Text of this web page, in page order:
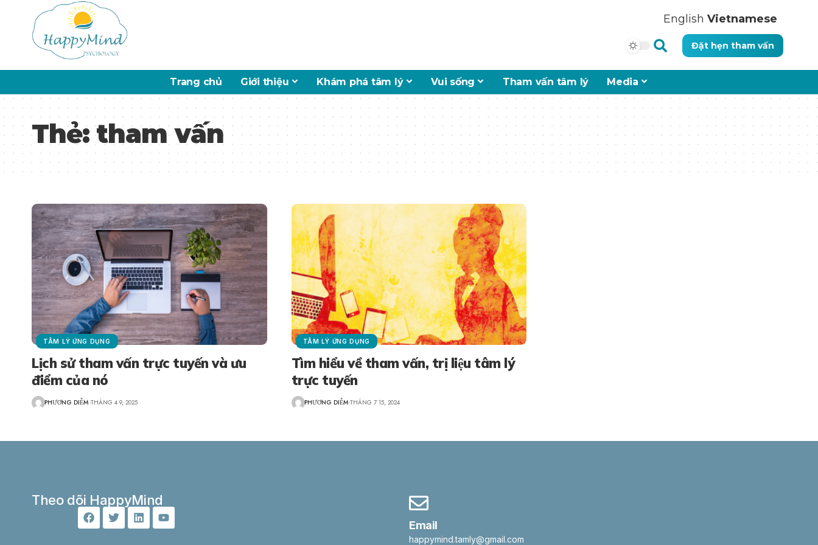
English Vietnamese
Đặt hẹn tham vấn
Trang chủ Giới thiệu Khám phá tâm lý Vui sống Tham vấn tâm lý Media
Thẻ:tham vấn
TÂM LÝ ỨNG DỤNG
Lịch sử tham vấn trực tuyến và ưu
điểm của nó
PHƯƠNG DIỄM THÁNG 4 9, 2025
TÂM LÝ ỨNG DỤNG
Tìm hiểu về tham vấn, trị liệu tâm lý
trực tuyến
PHƯƠNG DIỄM THÁNG 7 15, 2024
Theo dõi HappyMind
Email
happymind.tamly@gmail.com